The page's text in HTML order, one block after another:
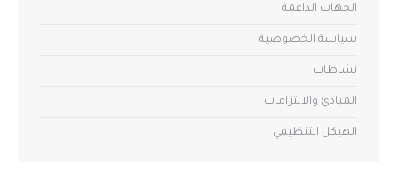
الجهات الداعمة
سياسة الخصوصية
نشاطات
المبادئ والالتزامات
الهيكل التنظيمي